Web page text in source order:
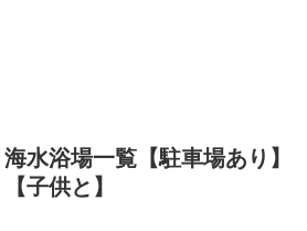
水浴場一覧【駐車場あり】
【子供と】